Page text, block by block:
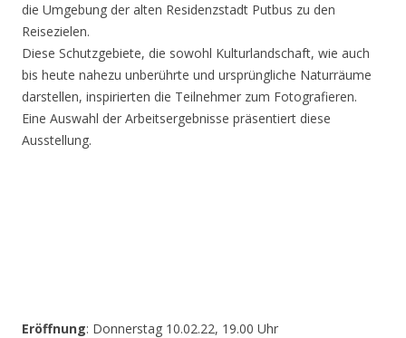
die Umgebung der alten Residenzstadt Putbus zu den
Reisezielen.
Diese Schutzgebiete, die sowohl Kulturlandschaft, wie auch
bis heute nahezu unberührte und ursprüngliche Naturräume
darstellen, inspirierten die Teilnehmer zum Fotografieren.
Eine Auswahl der Arbeitsergebnisse präsentiert diese
Ausstellung.
Eröffnung: Donnerstag 10.02.22, 19.00 Uhr